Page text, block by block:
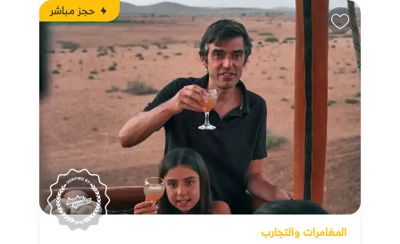
حجز مباشر
المغامرات والتجارب